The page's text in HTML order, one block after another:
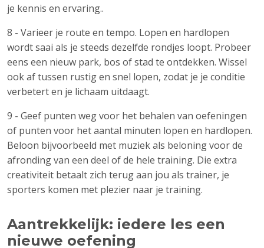
je kennis en ervaring..
8 - Varieer je route en tempo. Lopen en hardlopen
wordt saai als je steeds dezelfde rondjes loopt. Probeer
eens een nieuw park, bos of stad te ontdekken. Wissel
ook af tussen rustig en snel lopen, zodat je je conditie
verbetert en je lichaam uitdaagt.
9 - Geef punten weg voor het behalen van oefeningen
of punten voor het aantal minuten lopen en hardlopen.
Beloon bijvoorbeeld met muziek als beloning voor de
afronding van een deel of de hele training. Die extra
creativiteit betaalt zich terug aan jou als trainer, je
sporters komen met plezier naar je training.
Aantrekkelijk: iedere les een
nieuwe oefening